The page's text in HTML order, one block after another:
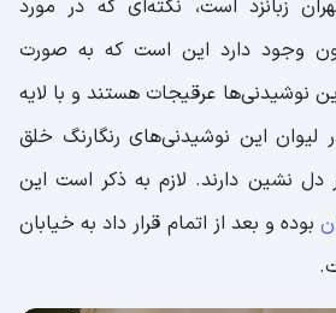
زبانزد است، نکته‌ای که در مورد
وجود دارد این است که به صورت
نوشیدنی‌ها عرقیجات هستند و با لایه
لیوان این نوشیدنی‌های رنگارنگ خلق
دل نشین دارند. لازم به ذکر است این
بوده و بعد از اتمام قرار داد به خیابان